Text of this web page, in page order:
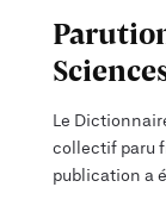
Le
collectif paru
publication a